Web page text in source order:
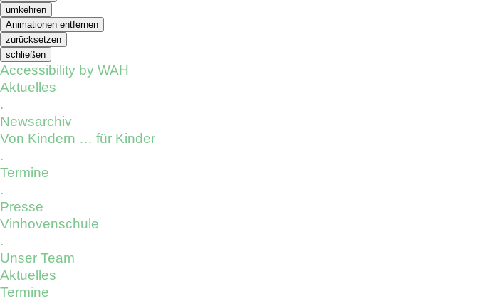
umkehren
Animationen entfernen
zurücksetzen
schließen
Accessibility by WAH
Aktuelles
.
Newsarchiv
Von Kindern … für Kinder
.
Termine
.
Presse
Vinhovenschule
.
Unser Team
Aktuelles
Termine